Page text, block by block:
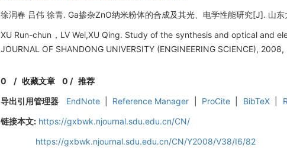
徐润春 吕伟 徐青. Ga掺杂ZnO纳米粉体的合成及其光、电学性能研究[J]. 山
XU Run-chun，LV Wei,XU Qing. Study of the synthesis and optical and
JOURNAL OF SHANDONG UNIVERSITY (ENGINEERING SCIENCE),
0 /收藏文章 0 / 推荐
导出引用管理器
EndNote Reference Manager ProCite BibTeX
链接本文: https://gxbwk.njournal.sdu.edu.cn/CN/
https://gxbwk.njournal.sdu.edu.cn/CN/Y2008/V38/I6/82